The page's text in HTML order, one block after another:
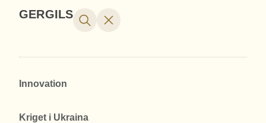
GERGILS
Innovation
Kriget i Ukraina